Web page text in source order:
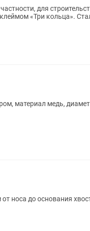
для
«Три кольца».
материал медь,
носа до основания